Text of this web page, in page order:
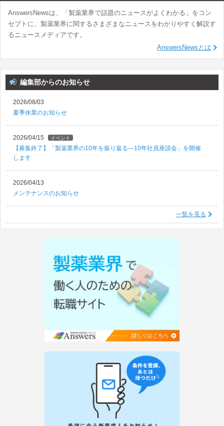
AnswersNewsは、「製薬業界で話題のニュースがよくわかる」をコン
セプトに、製薬業界に関するさまざまなニュースをわかりやすく解説す
るニュースメディアです。
AnswersNewsとは
編集部からのお知らせ
2026/08/03
夏季休業のお知らせ
2026/04/15 イベント
【募集終了】「製薬業界の10年を振り返る―10年社員座談会」を開催
します
2026/04/13
メンテナンスのお知らせ
一覧を見る